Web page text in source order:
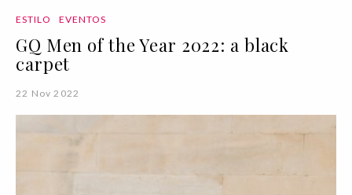
ESTILO EVENTOS
GQ Men of the Year 2022: a black
carpet
22 Nov 2022